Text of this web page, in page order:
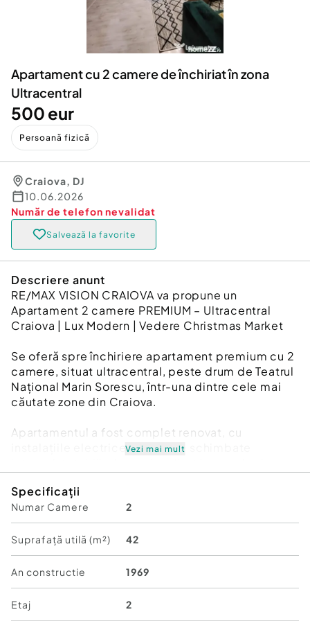
Animale de companie
Afaceri și echipamente profesionale
Inchiriere Bunuri si Vehicule
Utilaje agricole si industriale
Piese auto si accesorii
Apartament cu 2 camere de închiriat în zona
Ultracentral
500 eur
Persoană fizică
Craiova, DJ
10.06.2026
Număr de telefon nevalidat
Salvează la favorite
Descriere anunt
RE/MAX VISION CRAIOVA va propune un
Apartament 2 camere PREMIUM – Ultracentral
Craiova | Lux Modern | Vedere Christmas Market
Se oferă spre închiriere apartament premium cu 2
camere, situat ultracentral, peste drum de Teatrul
Național Marin Sorescu, într-una dintre cele mai
căutate zone din Craiova.
Apartamentul a fost complet renovat, cu
instalațiile electrice și sanitare schimbate
cu finisaje premium, gândit pentru confort și
rafinament.
???? Compartimentare eficientă: living spațios,
dormitor elegant, bucătărie complet utilată, baie
modernă
???? Mobilat și utilat complet – gata de mutare
???? Lux modern, atmosferă exclusivistă
???? Vedere superbă către zona centrală și
Vezi mai mult
Specificații
Numar Camere 2
Suprafață utilă (m²) 42
An constructie 1969
Etaj 2